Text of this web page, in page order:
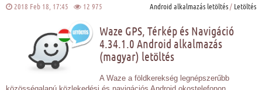
2018 Feb 18, 17:45 12 975 Android alkalmazás letöltés/ Letöltés
Waze GPS, Térkép és Navigáció
4.34.1.0 Android alkalmazás
(magyar) letöltés
A Waze a földkerekség legnépszerűbb